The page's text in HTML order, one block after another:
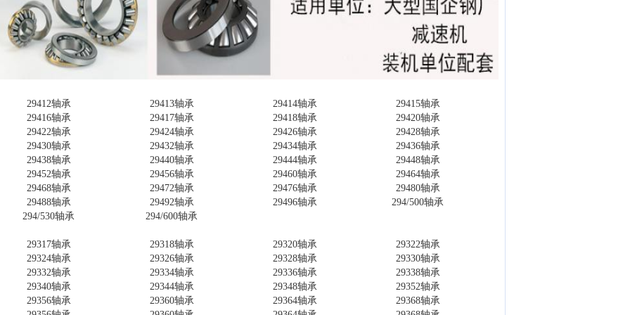
29412轴承 29413轴承 29414轴承
29415轴承
29416轴承
29417轴承 29418轴承
29420轴承
29422轴承
29424轴承 29426轴承
29428轴承
29430轴承
29432轴承 29434轴承
29436轴承
29438轴承
29440轴承 29444轴承
29448轴承
29452轴承
29456轴承 29460轴承
29464轴承
29468轴承
29472轴承 29476轴承
29480轴承
29488轴承
29492轴承 29496轴承
294/500轴承
294/530轴承
294/600轴承
29317轴承 29318轴承 29320轴承
29322轴承
29324轴承
29326轴承 29328轴承
29330轴承
29332轴承
29334轴承 29336轴承
29338轴承
29340轴承
29344轴承 29348轴承
29352轴承
29356轴承
29360轴承 29364轴承
29368轴承